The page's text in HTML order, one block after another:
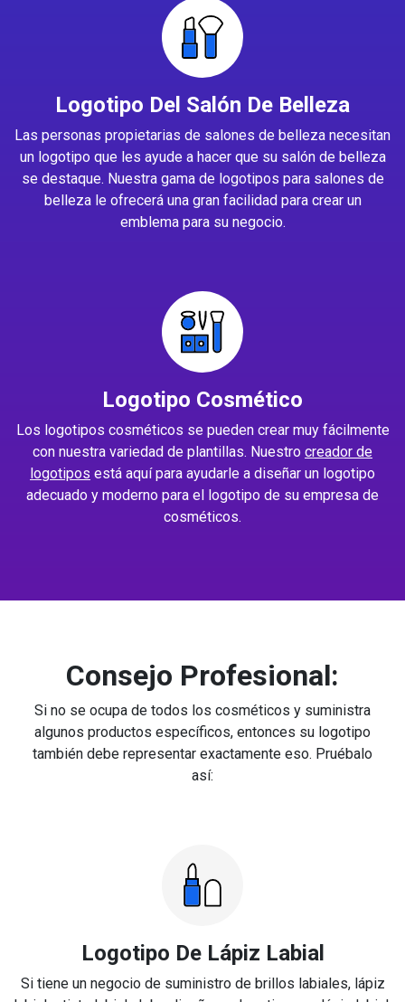
Logotipo Del Salón De Belleza
Las personas propietarias de salones de belleza necesitan
un logotipo que les ayude a hacer que su salón de belleza
se destaque. Nuestra gama de logotipos para salones de
belleza le ofrecerá una gran facilidad para crear un
emblema para su negocio.
Logotipo Cosmético
Los logotipos cosméticos se pueden crear muy fácilmente
con nuestra variedad de plantillas. Nuestro creador de
logotipos está aquí para ayudarle a diseñar un logotipo
adecuado y moderno para el logotipo de su empresa de
cosméticos.
Consejo Profesional:
Si no se ocupa de todos los cosméticos y suministra
algunos productos específicos, entonces su logotipo
también debe representar exactamente eso. Pruébalo
así:
Logotipo De Lápiz Labial
Si tiene un negocio de suministro de brillos labiales, lápiz